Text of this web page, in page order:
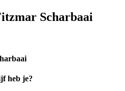
Scharbaai
heb je?